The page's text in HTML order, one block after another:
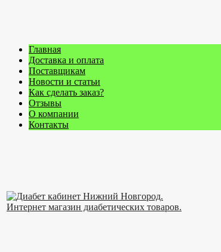
Главная
Доставка и оплата
Поставщикам
Новости и статьи
Как сделать заказ?
Отзывы
О компании
Контакты